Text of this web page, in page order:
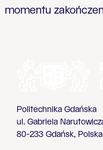
momentu
Politechnika Gdańska
ul. Gabriela Narutowicza
80-233 Gdańsk, Polska